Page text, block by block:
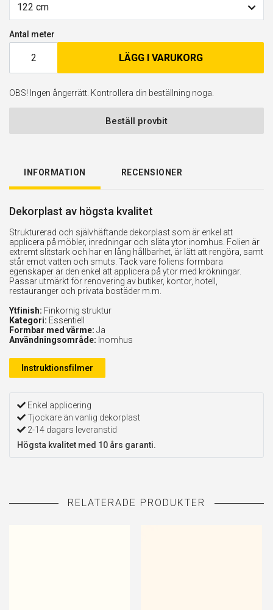
122 cm
Antal meter
LÄGG I VARUKORG
OBS! Ingen ångerrätt. Kontrollera din beställning noga.
Beställ provbit
INFORMATION RECENSIONER
Dekorplast av högsta kvalitet
Strukturerad och självhäftande dekorplast som är enkel att
applicera på möbler, inredningar och släta ytor inomhus. Folien är
extremt slitstark och har en lång hållbarhet, är lätt att rengöra, samt
står emot vatten och smuts. Tack vare foliens formbara
egenskaper är den enkel att applicera på ytor med krökningar.
Passar utmärkt för renovering av butiker, kontor, hotell,
restauranger och privata bostäder m.m.
Ytfinish: Finkornig struktur
Kategori: Essentiell
Formbar med värme: Ja
Användningsområde: Inomhus
Instruktionsfilmer
Enkel applicering
Tjockare än vanlig dekorplast
2-14 dagars leveranstid
Högsta kvalitet med 10 års garanti.